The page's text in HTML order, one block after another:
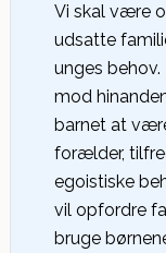
Vi skal være
udsatte
unges
mod
barnet at
forælder,
egoistiske
vil opfordre
bruge